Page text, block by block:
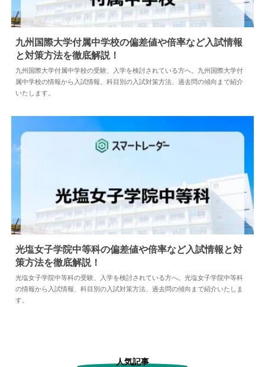
中学情報 2024.04.02
九州国際大学付属中学校の偏差値や倍率など入試情報
と対策方法を徹底解説！
九州国際大学付属中学校の受験、入学を検討されている方へ。九州国際大学付
属中学校の情報から入試情報、科目別の入試対策方法、過去問の傾向まで紹介
いたします。
中学情報 2024.05.10
光塩女子学院中等科の偏差値や倍率など入試情報と対
策方法を徹底解説！
光塩女子学院中等科の受験、入学を検討されている方へ。光塩女子学院中等科
の情報から入試情報、科目別の入試対策方法、過去問の傾向まで紹介いたしま
す。
人気記事